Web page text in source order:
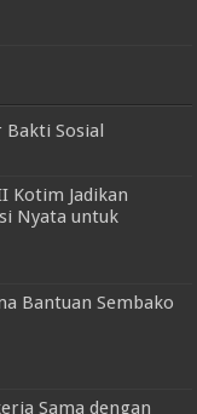
Bakti Sosial
Kotim Jadikan
Nyata untuk
Bantuan Sembako
Sama dengan